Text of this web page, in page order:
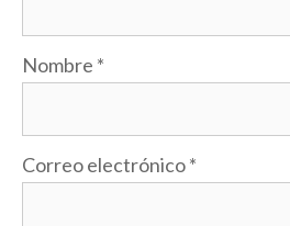
Nombre *
Correo electrónico*